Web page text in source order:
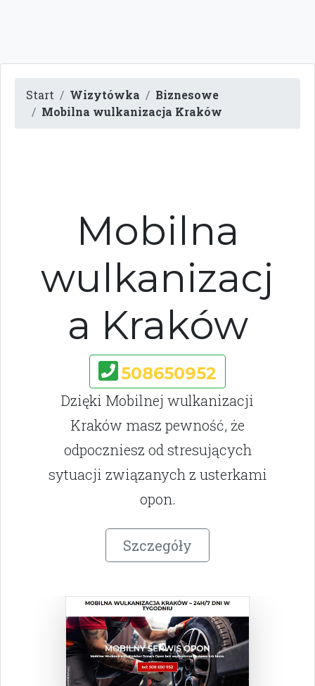
Start Wizytówka
Biznesowe
Mobilna wulkanizacja Kraków
Mobilna
wulkanizacj
a Kraków
508650952
Dzięki Mobilnej wulkanizacji
Kraków masz pewność, że
odpoczniesz od stresujących
sytuacji związanych z usterkami
opon.
Szczegóły